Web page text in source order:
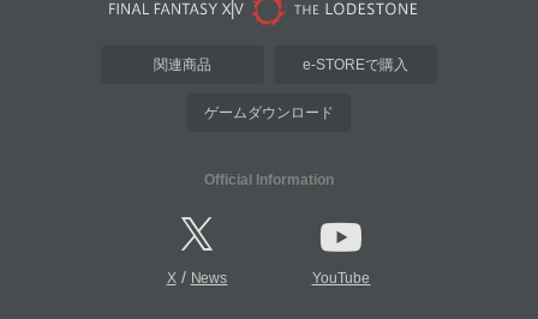
関連商品 e-STOREで購入
ゲームダウンロード
Official Information
X/ News YouTube